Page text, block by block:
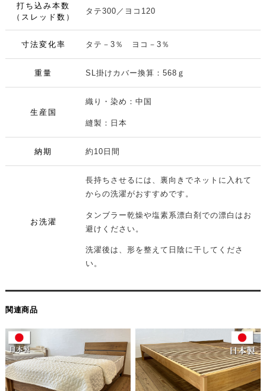
打ち込み本数
（スレッド数）
タテ300／ヨコ120
寸法変化率 タテ－3％ ヨコ－3％
重量 SL掛けカバー換算：568ｇ
生産国
織り・染め：中国
縫製：日本
納期 約10日間
お洗濯
長持ちさせるには、裏向きでネットに入れて
からの洗濯がおすすめです。
タンブラー乾燥や塩素系漂白剤での漂白はお
避けください。
洗濯後は、形を整えて日陰に干してくださ
い。
関連商品